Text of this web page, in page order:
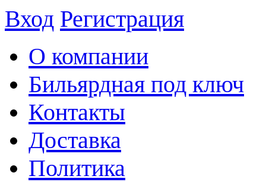
Вход Регистрация
О компании
Бильярдная под ключ
Контакты
Доставка
Политика